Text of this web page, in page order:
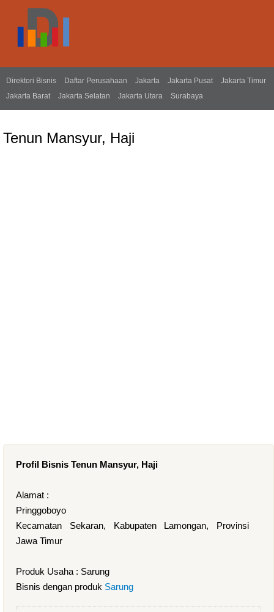
Direktori Bisnis Daftar Perusahaan Jakarta Jakarta Pusat
Jakarta Timur
Jakarta Barat
Jakarta Selatan Jakarta Utara Surabaya
Tenun Mansyur, Haji
Profil Bisnis Tenun Mansyur, Haji
Alamat :
Pringgoboyo
Kecamatan Sekaran, Kabupaten Lamongan, Provinsi
Jawa Timur
Produk Usaha : Sarung
Bisnis dengan produk Sarung